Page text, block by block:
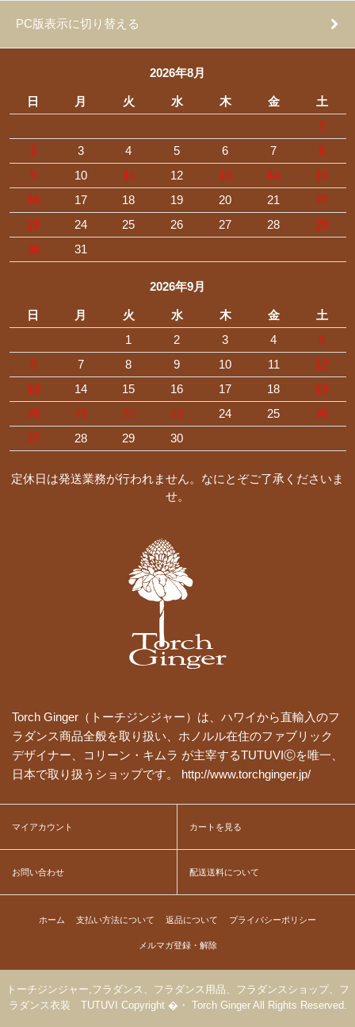
PC版表示に切り替える
2026年8月
日 月 火 水 木 金
土
1
2
3 4 5 6 7
8
9
10 11 12 13 14
15
16
17 18 19 20 21
22
23
24 25 26 27 28
29
30
31
2026年9月
日 月 火 水 木 金
土
1
2 3 4
5
6
7 8 9 10 11
12
13
14 15 16 17 18
19
20
21 22 23 24 25
26
27
28 29 30
定休日は発送業務が行われません。なにとぞご了承くださいま
せ。
Torch Ginger（トーチジンジャー）は、ハワイから直輸入のフ
ラダンス商品全般を取り扱い、ホノルル在住のファブリック
デザイナー、コリーン・キムラ が主宰するTUTUVIⒸを唯一、
日本で取り扱うショップです。 http://www.torchginger.jp/
マイアカウント カートを見る
お問い合わせ 配送送料について
ホーム 支払い方法について 返品について プライバシーポリシー
メルマガ登録・解除
トーチジンジャー,フラダンス、フラダンス用品、フラダンスショップ、フ
ラダンス衣装 TUTUVI Copyright �・ Torch Ginger All Rights Reserved.